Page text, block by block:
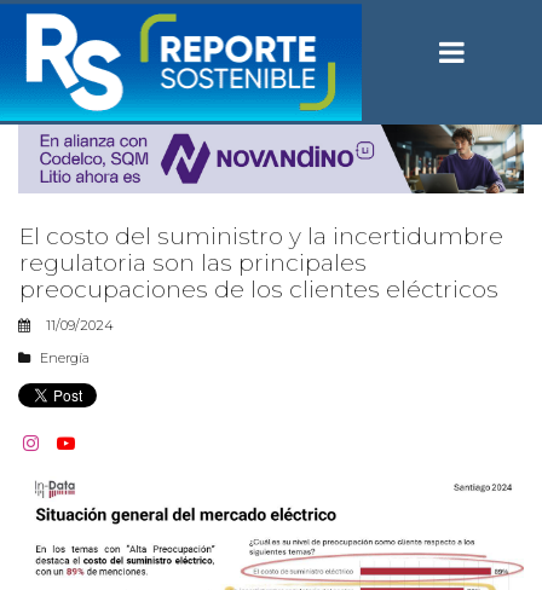
El costo del suministro y la incertidumbre
regulatoria son las principales
preocupaciones de los clientes eléctricos
11/09/2024
Energía
 